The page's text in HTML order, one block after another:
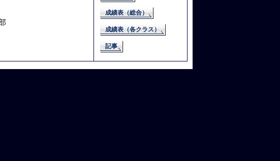
成績表（総合）
成績表（各クラス）
記事